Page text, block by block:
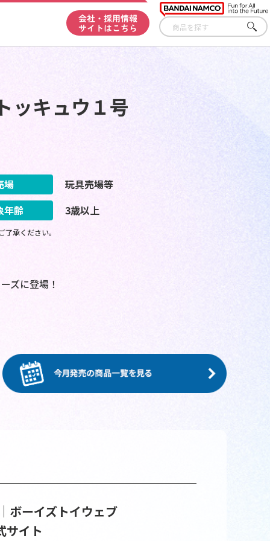
会社・採用情報
サイトはこちら
さが
す
ッキュウ１号
場
玩具売場等
年齢
3歳以上
承ください。
ズに登場！
ボーイズトイウェブ
サイト